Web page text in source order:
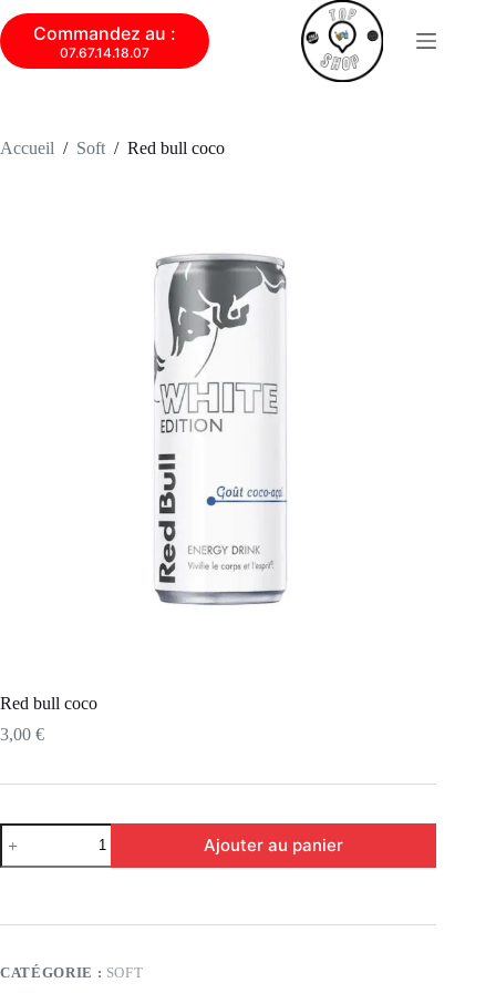
Commandez au :
07.67.14.18.07
Accueil / Soft / Red bull coco
Red bull coco
3,00 €
Ajouter au panier
CATÉGORIE : SOFT